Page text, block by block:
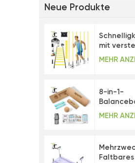
Neue Produkte
mit
Agility-
MEHR
8-in-1-
Kork mit
MEHR
Faltbares